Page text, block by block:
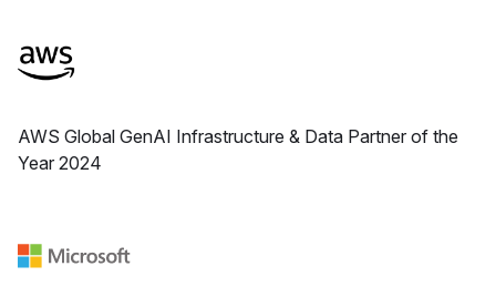
AWS Global GenAI Infrastructure & Data Partner of the
Year 2024